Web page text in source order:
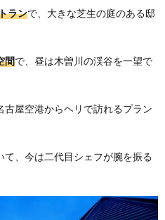
ランで、大きな芝生の庭のある邸
間で、昼は木曽川の渓谷を一望で
屋空港からヘリで訪れるプラン
て、今は二代目シェフが腕を振る